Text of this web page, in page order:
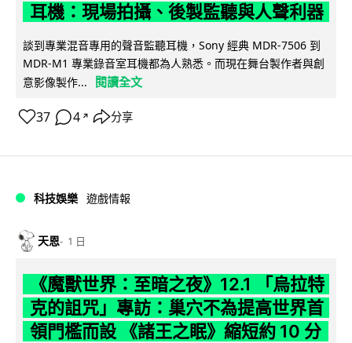
耳機：現場拍攝、後製監聽與人聲利器
談到專業混音專用的聲音監聽耳機，Sony 經典 MDR-7506 到
MDR-M1 專業錄音室耳機都為人熟悉。而現在舞台製作者與創
意影像製作...
閱讀全文
37 4 ↗ 分享
科技娛樂 遊戲情報
天恩 1 日
《魔獸世界：至暗之夜》12.1 「烏拉特
克的詛咒」專訪：巢穴不為提高世界首
領門檻而設 《諸王之眠》縮短約 10 分